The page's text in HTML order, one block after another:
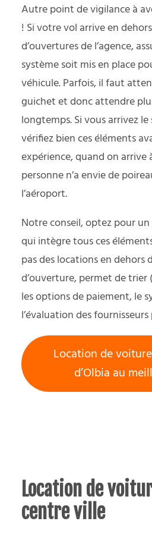
Autre point de vigilance à
! Si votre vol arrive en
d’ouvertures de l’agence,
système soit mis en place
véhicule. Parfois, il faut
guichet et donc attendre
longtemps. Si vous arrivez
vérifiez bien ces éléments
expérience, quand on arrive
personne n’a envie de
l’aéroport.
Notre conseil, optez pour
qui intègre tous ces
pas des locations en dehors
d’ouverture, permet de
les options de paiement, le
l’évaluation des
Location de
d’Olbia au
Location de
centre ville